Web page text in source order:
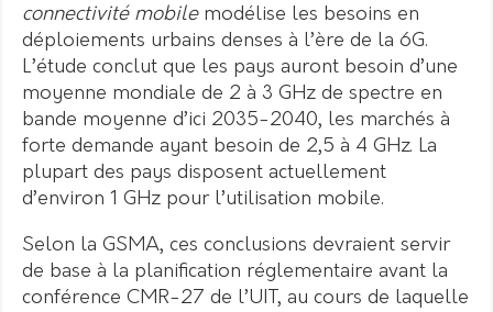
connectivité mobilemodélise les besoins en
déploiements urbains denses à l’ère de la 6G.
L’étude conclut que les pays auront besoin d’une
moyenne mondiale de 2 à 3 GHz de spectre en
bande moyenne d’ici 2035-2040, les marchés à
forte demande ayant besoin de 2,5 à 4 GHz. La
plupart des pays disposent actuellement
d’environ 1 GHz pour l’utilisation mobile.
Selon la GSMA, ces conclusions devraient servir
de base à la planification réglementaire avant la
conférence CMR-27 de l’UIT, au cours de laquelle